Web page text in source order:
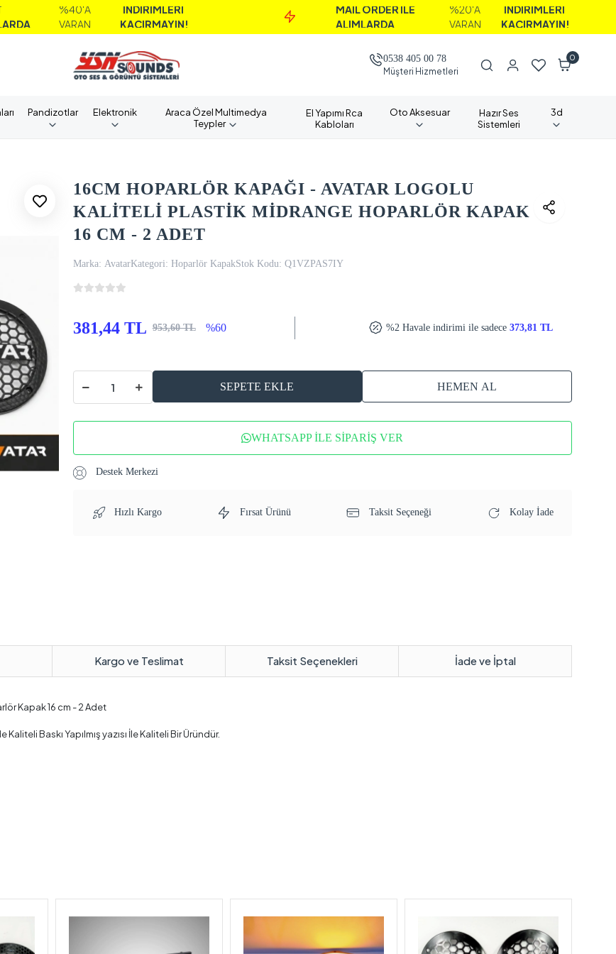
VARAN
İNDİRİMLERİ
KAÇIRMAYIN!
MAİL ORDER İLE
ALIMLARDA
%20'A
İNDİRİMLERİ
KAÇIRMAYIN!
0538 405 00 78
Müşteri Hizmetleri
0
Pandizotlar Elektronik
Araca Özel Multimedya
Teypler
El Yapımı Rca
Kabloları
Oto Aksesuar
Hazır Ses
Sistemleri
3d
16CM HOPARLÖR KAPAĞI - AVATAR LOGOLU
KALİTELİ PLASTİK MİDRANGE HOPARLÖR KAPAK
16 CM - 2 ADET
Marka: AvatarKategori: Hoparlör KapakStok Kodu: Q1VZPAS7IY
381,44 TL 953,60 TL %60 %2 Havale indirimi ile sadece373,81 TL
SEPETE EKLE HEMEN AL
WHATSAPP İLE SİPARİŞ VER
Destek Merkezi
Hızlı Kargo Fırsat Ürünü Taksit Seçeneği Kolay İade
Kargo ve Teslimat Taksit Seçenekleri İade ve İptal
Kapak 16 cm - 2 Adet
Baskı Yapılmış yazısı İle Kaliteli Bir Üründür.